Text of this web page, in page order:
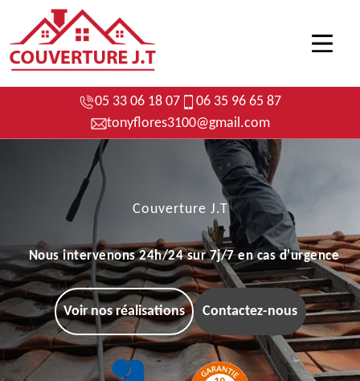
05 33 06 18 07
06 35 96 65 87
tonyflores3100@gmail.com
Couverture J.T
Nous intervenons 24h/24 sur 7j/7 en cas d'urgence
Voir nos réalisations Contactez-nous